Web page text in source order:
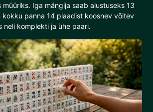
müüriks. Iga mängija saab alustuseks 13
kokku panna 14 plaadist koosnev võitev
neli komplekti ja ühe paari.